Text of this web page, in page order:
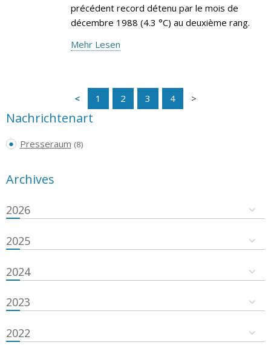
précédent record détenu par le mois de
décembre 1988 (4.3 °C) au deuxième rang.
Mehr Lesen
1 2 3 4
Nachrichtenart
Presseraum (8)
Archives
2026
2025
2024
2023
2022